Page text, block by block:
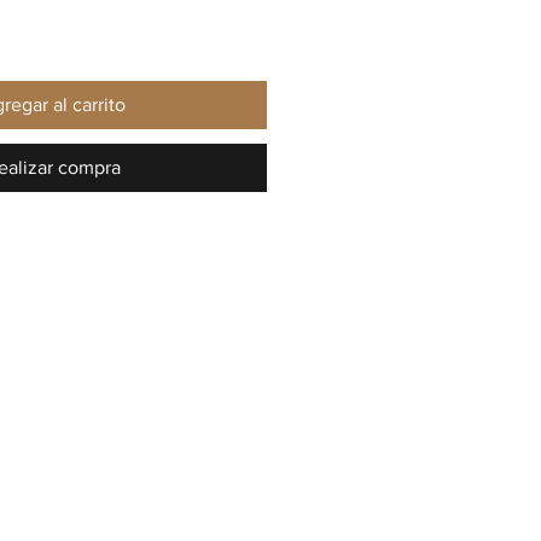
al carrito
compra